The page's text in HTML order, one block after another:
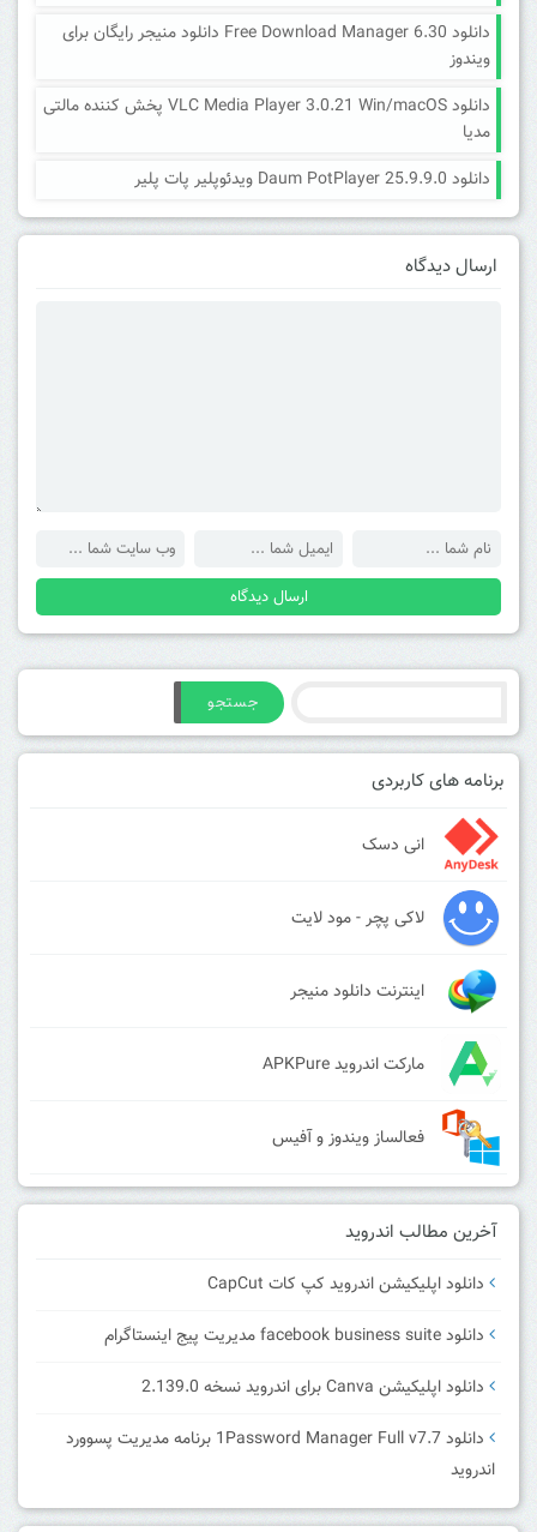
دانلود Free Download Manager 6.30 دانلود منیجر رایگان برای
ویندوز
دانلود VLC Media Player 3.0.21 Win/macOS پخش کننده مالتی
مدیا
دانلود Daum PotPlayer 25.9.9.0 ویدئوپلیر پات پلیر
ارسال دیدگاه
جستجو
برنامه های کاربردی
انی دسک
لاکی پچر - مود لایت
اینترنت دانلود منیجر
مارکت اندروید APKPure
فعالساز ویندوز و آفیس
آخرین مطالب اندروید
دانلود اپلیکیشن اندروید کپ کات CapCut
دانلود facebook business suite مدیریت پیج اینستاگرام
دانلود اپلیکیشن Canva برای اندروید نسخه 2.139.0
دانلود 1Password Manager Full v7.7 برنامه مدیریت پسوورد
اندروید